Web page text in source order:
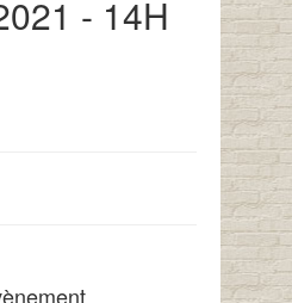
- 14H